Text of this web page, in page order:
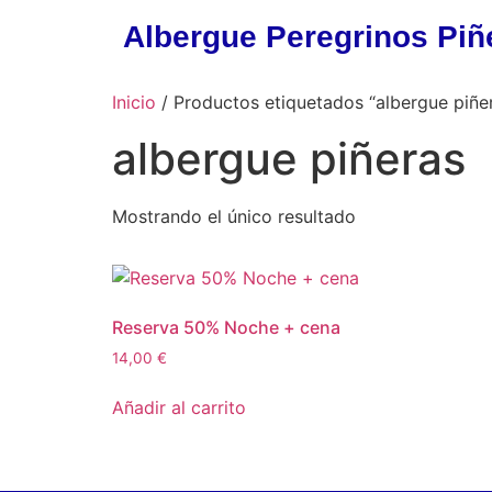
Albergue Peregrinos
Inicio / Productos etiquetados “albergue
albergue piñeras
Mostrando el único resultado
Reserva 50% Noche + cena
14,00 €
Añadir al carrito